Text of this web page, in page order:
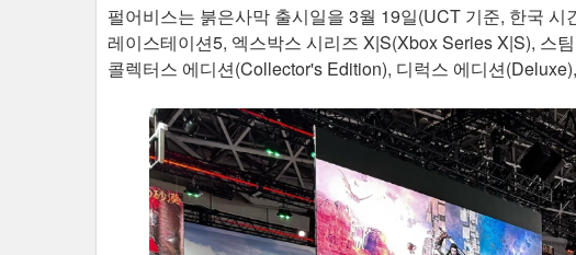
펄어비스는 붉은사막 출시일을 3월 19일(UCT 기준, 한국
레이스테이션5, 엑스박스 시리즈 X|S(Xbox Series X|S), 스
콜렉터스 에디션(Collector's Edition), 디럭스 에디션